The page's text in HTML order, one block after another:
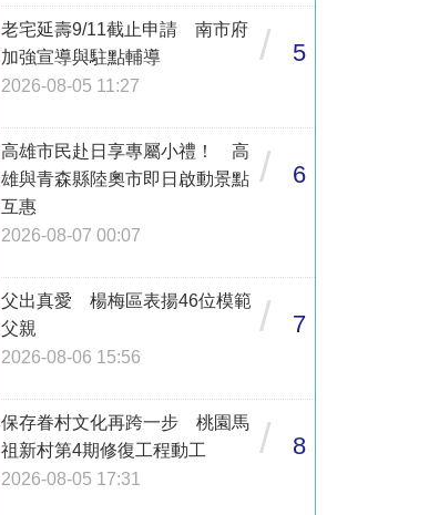
老宅延壽9/11截止申請 南市府
加強宣導與駐點輔導
2026-08-05 11:27
/ 5
高雄市民赴日享專屬小禮！ 高
雄與青森縣陸奧市即日啟動景點
互惠
2026-08-07 00:07
/ 6
父出真愛 楊梅區表揚46位模範
父親
2026-08-06 15:56
/ 7
保存眷村文化再跨一步 桃園馬
祖新村第4期修復工程動工
2026-08-05 17:31
/ 8